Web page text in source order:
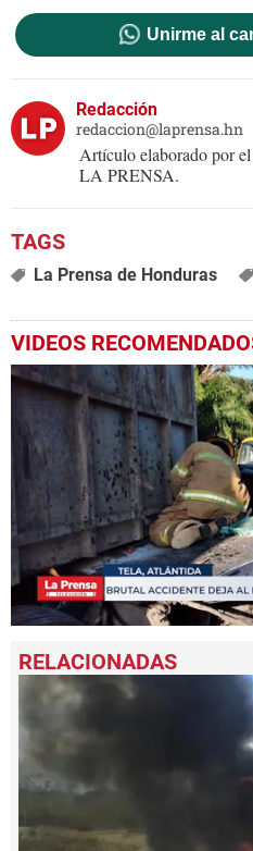
Unirme al
Redacción
redaccion@laprensa.hn
Artículo elaborado por
LA PRENSA.
La Prensa de Honduras
VIDEOS
seconds
of
minute,
seconds